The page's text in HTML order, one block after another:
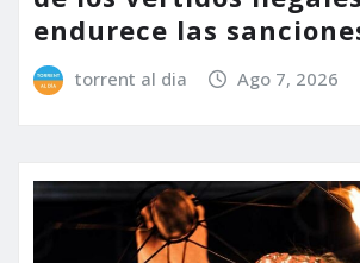
endurece las
torrent al dia Ago 7, 2026